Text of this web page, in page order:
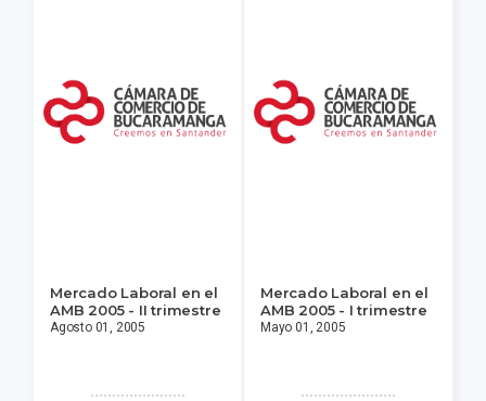
Mercado Laboral en el
AMB 2005 - II trimestre
Agosto 01, 2005
Mercado Laboral en el
AMB 2005 - I trimestre
Mayo 01, 2005